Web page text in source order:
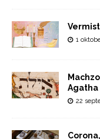
1
Agatha
22